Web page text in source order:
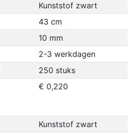
Kunststof zwart
43 cm
10 mm
2-3 werkdagen
250 stuks
€ 0,220
Kunststof zwart